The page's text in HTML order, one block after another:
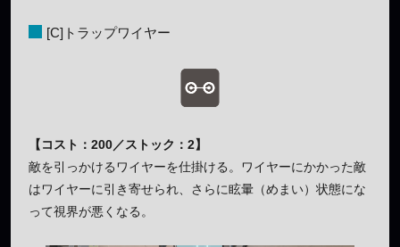
[C]トラップワイヤー
【コスト：200／ストック：2】
敵を引っかけるワイヤーを仕掛ける。ワイヤーにかかった敵
はワイヤーに引き寄せられ、さらに眩暈（めまい）状態にな
って視界が悪くなる。